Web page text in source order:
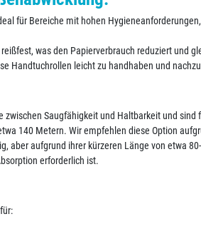
für Bereiche mit hohen
was den Papierverbrauch reduziert und
Handtuchrollen leicht zu handhaben und
zwischen Saugfähigkeit und Haltbarkeit und sind
140 Metern. Wir empfehlen diese Option
aber aufgrund ihrer kürzeren Länge von etwa
erforderlich ist.